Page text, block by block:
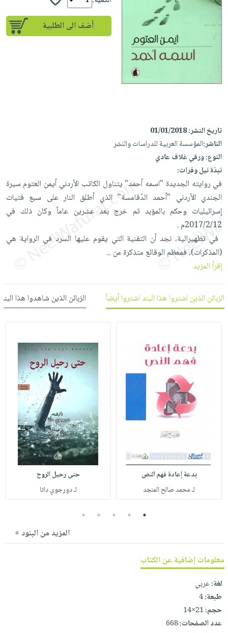
إختياراتنا
كتب
صندوق
القراءة
English
بلا
حدود
أسئلة
طرحها
على
Android
تحميل
iKitab
على
Apple
أسئلة
يتكرر
تحميل
masmu3
على
Apple
مبيعاً
وسائل
تعليمية
الصحة
الشخصية
العناية
الشخصية
العناية
وتصفيف
الشعر
العناية
بالجسم
العناية
بالأسنان
الحمية
والسفرة
جديد
الكل
أواني
الطهي
أدوات
الخبز
أدوات
المائدة
الأوعية
والتخزين
أدوات
متجر
الهدايا
أقسام
الأكثر
مبيعاً
العودة
اكسسوارات
كتب
اكسسوارات
اكسسوارات
ملابس
مطرزات
حقائب
حلي
صابون
أطفال
مناسبات
شحن
مجاني
بنود
مختارة
اشتراكات
كل
الاشتراكات
القراءة
iKitab
بحث
متقدم
عن
فيديوهات
أسئلة
انشر
كتابك
تواصل
معنا
حسابك
التسوق
أضف الى الطلبية
تاريخ النشر:01/01/2018
الناشر:المؤسسة العربية للدراسات والنشر
النوع:ورقي غلاف عادي
نبذة نيل وفرات:
في روايته الجديدة "اسمه أحمد" يتناول الكاتب الأردني أيمن العتوم سيرة
الجندي الأردني "أحمد الدّقامسة" الذي أطلق النار ‏على سبع فتيات
إسرائيليات وحكم بالمؤبد ثم خرج بعد عشرين عاماً وكان ذلك في
2017/2/12م‎.‎ ‎
‎ في تظهيرالية، نجد أن التقنية التي يقوم عليها السرد في الرواية هي
(المذكرات)، فمعظم الوقائع متذكرة من...
إقرأ المزيد
الزبائن الذين اشتروا هذا البند اشتروا أيضاً الزبائن الذين شاهدوا هذا
بدعة إعادة فهم النص
لـ محمد صالح المنجد
حتى رحيل الروح
لـ دورجوي داتا
1
2
3
4
5
المزيد من البنود »
معلومات إضافية عن الكتاب
لغة:عربي
طبعة:4
حجم:21×14
عدد الصفحات:668